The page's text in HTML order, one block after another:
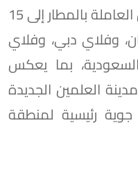
كما ارتفع عدد شركات الطيران العاملة بالمطار إلى 15
وفلاي دبي، وفلاي
بما يعكس
العلمين الجديدة
جوية رئيسية لمنطقة